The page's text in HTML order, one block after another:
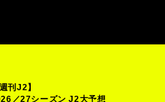
週刊J2】
／27シーズン J2大予想